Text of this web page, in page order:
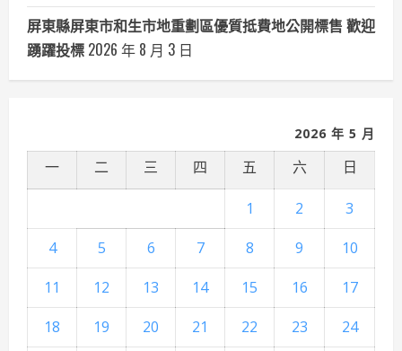
屏東縣屏東市和生市地重劃區優質抵費地公開標售 歡迎
踴躍投標 2026 年 8 月 3 日
2026 年 5 月
一 二 三 四 五 六 日
1 2
3
4
5 6 7 8 9
10
11
12 13 14 15 16
17
18
19 20 21 22 23
24